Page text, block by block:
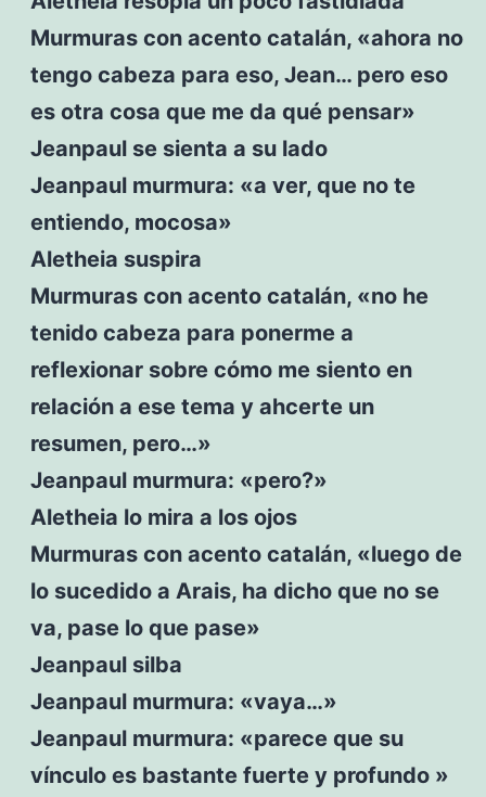
Murmuras con acento catalán, «ahora no
tengo cabeza para eso, Jean… pero eso
es otra cosa que me da qué pensar»
Jeanpaul se sienta a su lado
Jeanpaul murmura: «a ver, que no te
entiendo, mocosa»
Aletheia suspira
Murmuras con acento catalán, «no he
tenido cabeza para ponerme a
reflexionar sobre cómo me siento en
relación a ese tema y ahcerte un
resumen, pero…»
Jeanpaul murmura: «pero?»
Aletheia lo mira a los ojos
Murmuras con acento catalán, «luego de
lo sucedido a Arais, ha dicho que no se
va, pase lo que pase»
Jeanpaul silba
Jeanpaul murmura: «vaya…»
Jeanpaul murmura: «parece que su
vínculo es bastante fuerte y profundo »